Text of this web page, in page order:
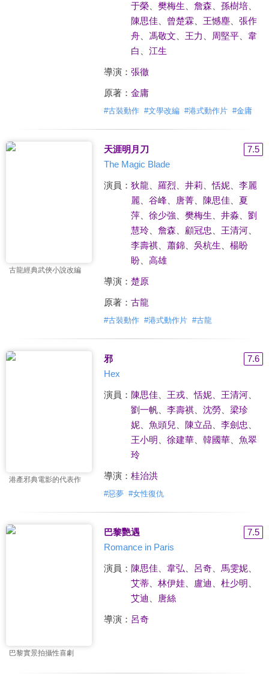
于榮、 樊梅生 詹森 孫樹培、
陳思佳
曾楚霖 王憾塵、 張作
舟、 馮敬文 王力 周堅平、 韋
白
江生
導演： 張徹
原著： 金庸
#古裝動作 #文學改編 #港式動作片 #金庸
古龍經典武俠小說改編
天涯明月刀
7.5
The Magic Blade
演員： 狄龍 羅烈 井莉 、恬妮、 李麗
麗
谷峰、 唐菁、 陳思佳
夏
萍、 徐少強 樊梅生 井淼
劉
慧玲、 詹森 顧冠忠 王清河、
李壽祺、 蕭錦、 吳杭生
楊盼
盼、 高雄
導演： 楚原
原著： 古龍
#古裝動作 #港式動作片 #古龍
港產邪典電影的代表作
邪
7.6
Hex
演員： 陳思佳 王戎、恬妮、 王清河、
劉一帆、 李壽祺、 沈勞、 梁珍
妮、 魚頭兒 陳立品 李劍忠
王小明
徐建華、 韓國華、 魚翠
玲
導演： 桂治洪
#惡夢 #女性復仇
巴黎實景拍攝性喜劇
巴黎艷遇
7.5
Romance in Paris
演員： 陳思佳 韋弘 呂奇、 馬雯妮、
艾蒂、 林伊娃、 盧迪 杜少明
艾迪
唐絲
導演： 呂奇